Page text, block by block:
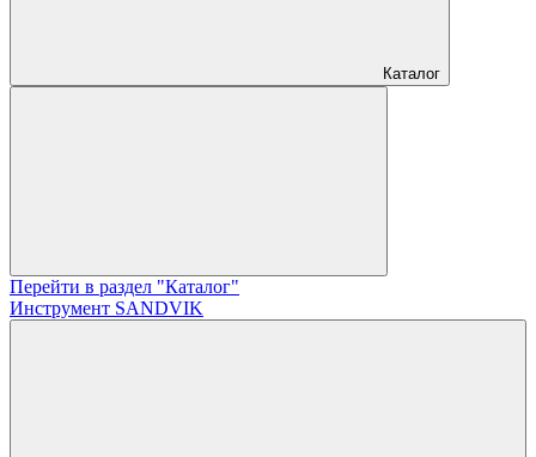
Каталог
Перейти в раздел "Каталог"
Инструмент SANDVIK